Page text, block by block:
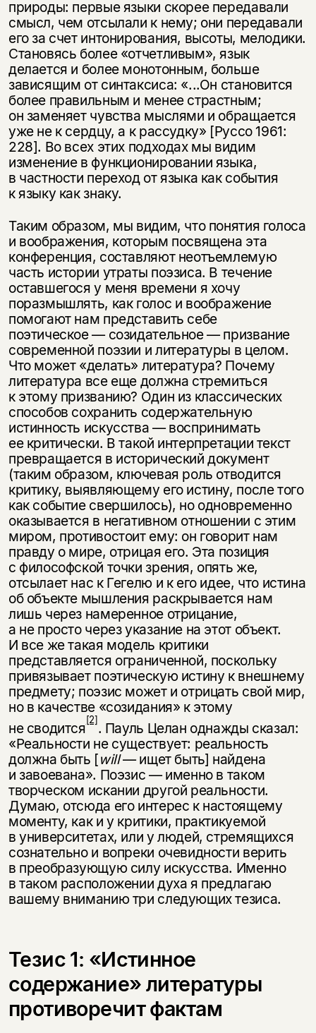
природы: первые языки скорее передавали
смысл, чем отсылали к нему; они передавали
его за счет интонирования, высоты, мелодики.
Становясь более «отчетливым», язык
делается и более монотонным, больше
зависящим от синтаксиса: «...Он становится
более правильным и менее страстным;
он заменяет чувства мыслями и обращается
уже не к сердцу, а к рассудку» [Руссо 1961:
228]. Во всех этих подходах мы видим
изменение в функционировании языка,
в частности переход от языка как события
к языку как знаку.
Таким образом, мы видим, что понятия голоса
и воображения, которым посвящена эта
конференция, составляют неотъемлемую
часть истории утраты поэзиса. В течение
оставшегося у меня времени я хочу
поразмышлять, как голос и воображение
помогают нам представить себе
поэтическое — созидательное — призвание
современной поэзии и литературы в целом.
Что может «делать» литература? Почему
литература все еще должна стремиться
к этому призванию? Один из классических
способов сохранить содержательную
истинность искусства — воспринимать
ее критически. В такой интерпретации текст
превращается в исторический документ
(таким образом, ключевая роль отводится
критику, выявляющему его истину, после того
как событие свершилось), но одновременно
оказывается в негативном отношении с этим
миром, противостоит ему: он говорит нам
правду о мире, отрицая его. Эта позиция
с философской точки зрения, опять же,
отсылает нас к Гегелю и к его идее, что истина
об объекте мышления раскрывается нам
лишь через намеренное отрицание,
а не просто через указание на этот объект.
И все же такая модель критики
представляется ограниченной, поскольку
привязывает поэтическую истину к внешнему
предмету; поэзис может и отрицать свой мир,
но в качестве «созидания» к этому
не сводится[2]. Пауль Целан однажды сказал:
«Реальности не существует: реальность
должна быть [will— ищет быть] найдена
и завоевана». Поэзис — именно в таком
творческом искании другой реальности.
Думаю, отсюда его интерес к настоящему
моменту, как и у критики, практикуемой
в университетах, или у людей, стремящихся
сознательно и вопреки очевидности верить
в преобразующую силу искусства. Именно
в таком расположении духа я предлагаю
вашему вниманию три следующих тезиса.
Тезис 1: «Истинное
содержание» литературы
противоречит фактам